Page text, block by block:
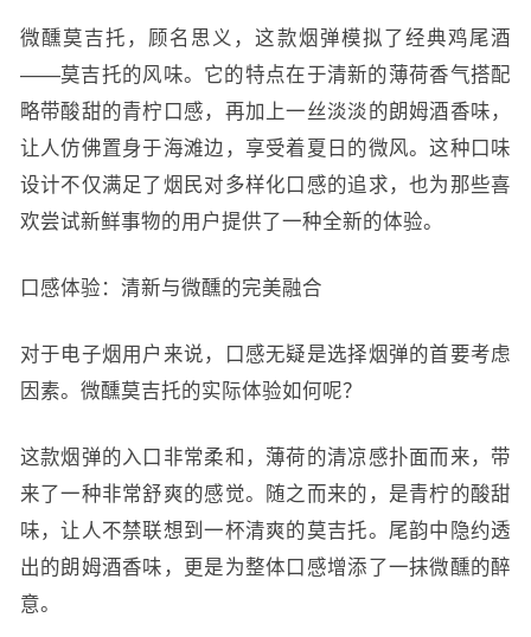
微醺莫吉托，顾名思义，这款烟弹模拟了经典鸡尾酒
——莫吉托的风味。它的特点在于清新的薄荷香气搭配
略带酸甜的青柠口感，再加上一丝淡淡的朗姆酒香味，
让人仿佛置身于海滩边，享受着夏日的微风。这种口味
设计不仅满足了烟民对多样化口感的追求，也为那些喜
欢尝试新鲜事物的用户提供了一种全新的体验。
口感体验：清新与微醺的完美融合
对于电子烟用户来说，口感无疑是选择烟弹的首要考虑
因素。微醺莫吉托的实际体验如何呢？
这款烟弹的入口非常柔和，薄荷的清凉感扑面而来，带
来了一种非常舒爽的感觉。随之而来的，是青柠的酸甜
味，让人不禁联想到一杯清爽的莫吉托。尾韵中隐约透
出的朗姆酒香味，更是为整体口感增添了一抹微醺的醉
意。